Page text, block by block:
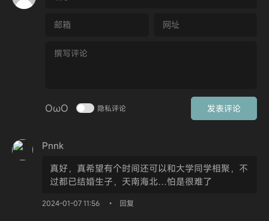
OωO 隐私评论 发表评论
Pnnk
真好，真希望有个时间还可以和大学同学相聚，不
过都已结婚生子，天南海北…怕是很难了
2024-01-07 11:56 • 回复